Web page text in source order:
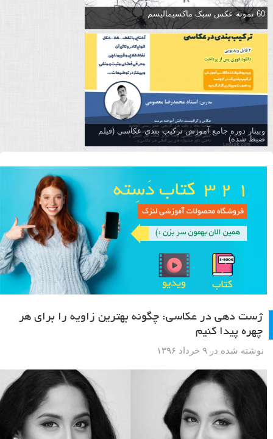
60 نمونه عکس سبک ماکسیمالیسم
وبینار دوره جامع آموزش تركيب بندي عكاسي (فیلم
ضبط شده)
ژست دهی در عکاسی: چگونه بهترین زاویه را برای هر
چهره پیدا کنیم
نوشته شده در ۹ خرداد ۱۳۹۶